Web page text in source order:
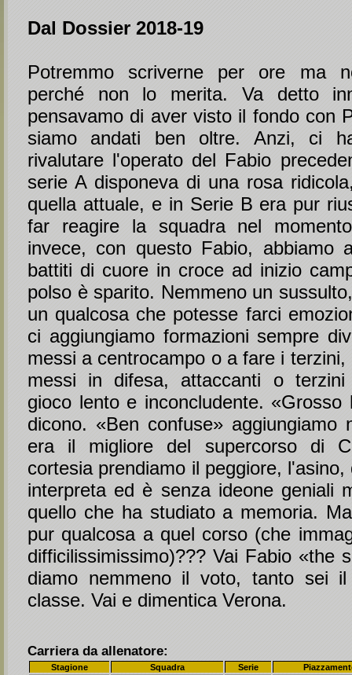
Dal Dossier 2018-19
Potremmo scriverne per ore ma
perché non lo merita. Va detto
pensavamo di aver visto il fondo con
siamo andati ben oltre. Anzi, ci
rivalutare l'operato del Fabio
serie A disponeva di una rosa
quella attuale, e in Serie B era pur
far reagire la squadra nel
invece, con questo Fabio, abbiamo
battiti di cuore in croce ad inizio
polso è sparito. Nemmeno un
un qualcosa che potesse farci
ci aggiungiamo formazioni sempre
messi a centrocampo o a fare i terzini,
messi in difesa, attaccanti o terzini
gioco lento e inconcludente. «Grosso
dicono. «Ben confuse» aggiungiamo
era il migliore del supercorso di
cortesia prendiamo il peggiore, l'asino,
interpreta ed è senza ideone geniali
quello che ha studiato a memoria.
pur qualcosa a quel corso (che
difficilissimissimo)??? Vai Fabio «the
diamo nemmeno il voto, tanto sei il
classe. Vai e dimentica Verona.
Carriera da allenatore:
Stagione Squadra Serie